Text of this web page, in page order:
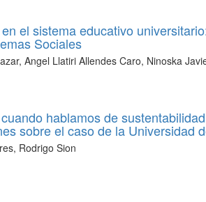
el sistema educativo
Sociales
Angel Llatiri Allendes Caro, Ninoska
hablamos de
sobre el caso de la Universidad
Rodrigo Sion